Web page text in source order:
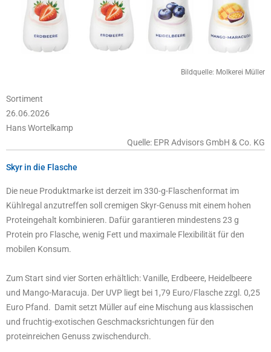
Bildquelle: Molkerei Müller
Sortiment
26.06.2026
Hans Wortelkamp
Quelle: EPR Advisors GmbH & Co. KG
Skyr in die Flasche
Die neue Produktmarke ist derzeit im 330-g-Flaschenformat im
Kühlregal anzutreffen soll cremigen Skyr-Genuss mit einem hohen
Proteingehalt kombinieren. Dafür garantieren mindestens 23 g
Protein pro Flasche, wenig Fett und maximale Flexibilität für den
mobilen Konsum.
Zum Start sind vier Sorten erhältlich: Vanille, Erdbeere, Heidelbeere
und Mango-Maracuja. Der UVP liegt bei 1,79 Euro/Flasche zzgl. 0,25
Euro Pfand. Damit setzt Müller auf eine Mischung aus klassischen
und fruchtig-exotischen Geschmacksrichtungen für den
proteinreichen Genuss zwischendurch.